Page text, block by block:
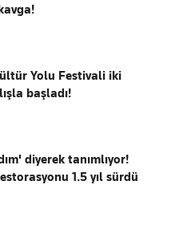
Yolu Festivali iki
başladı!
diyerek tanımlıyor!
1.5 yıl sürdü